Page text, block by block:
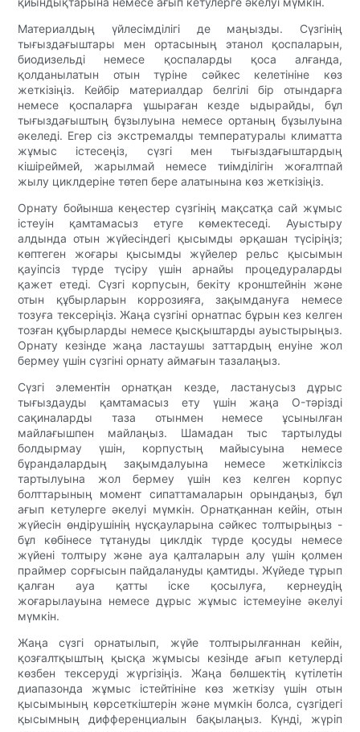
Материалдың үйлесімділігі де маңызды. Сүзгінің
тығыздағыштары мен ортасының этанол қоспаларын,
биодизельді немесе қоспаларды қоса алғанда,
қолданылатын отын түріне сәйкес келетініне көз
жеткізіңіз. Кейбір материалдар белгілі бір отындарға
немесе қоспаларға ұшыраған кезде ыдырайды, бұл
тығыздағыштың бұзылуына немесе ортаның бұзылуына
әкеледі. Егер сіз экстремалды температуралы климатта
жұмыс істесеңіз, сүзгі мен тығыздағыштардың
кішіреймей, жарылмай немесе тиімділігін жоғалтпай
жылу циклдеріне төтеп бере алатынына көз жеткізіңіз.
Орнату бойынша кеңестер сүзгінің мақсатқа сай жұмыс
істеуін қамтамасыз етуге көмектеседі. Ауыстыру
алдында отын жүйесіндегі қысымды әрқашан түсіріңіз;
көптеген жоғары қысымды жүйелер рельс қысымын
қауіпсіз түрде түсіру үшін арнайы процедураларды
қажет етеді. Сүзгі корпусын, бекіту кронштейнін және
отын құбырларын коррозияға, зақымдануға немесе
тозуға тексеріңіз. Жаңа сүзгіні орнатпас бұрын кез келген
тозған құбырларды немесе қысқыштарды ауыстырыңыз.
Орнату кезінде жаңа ластаушы заттардың енуіне жол
бермеу үшін сүзгіні орнату аймағын тазалаңыз.
Сүзгі элементін орнатқан кезде, ластанусыз дұрыс
тығыздауды қамтамасыз ету үшін жаңа O-тәрізді
сақиналарды таза отынмен немесе ұсынылған
майлағышпен майлаңыз. Шамадан тыс тартылуды
болдырмау үшін, корпустың майысуына немесе
бұрандалардың зақымдалуына немесе жеткіліксіз
тартылуына жол бермеу үшін кез келген корпус
болттарының момент сипаттамаларын орындаңыз, бұл
ағып кетулерге әкелуі мүмкін. Орнатқаннан кейін, отын
жүйесін өндірушінің нұсқауларына сәйкес толтырыңыз -
бұл көбінесе тұтануды циклдік түрде қосуды немесе
жүйені толтыру және ауа қалталарын алу үшін қолмен
праймер сорғысын пайдалануды қамтиды. Жүйеде тұрып
қалған ауа қатты іске қосылуға, кернеудің
жоғарылауына немесе дұрыс жұмыс істемеуіне әкелуі
мүмкін.
Жаңа сүзгі орнатылып, жүйе толтырылғаннан кейін,
қозғалтқыштың қысқа жұмысы кезінде ағып кетулерді
көзбен тексеруді жүргізіңіз. Жаңа бөлшектің күтілетін
диапазонда жұмыс істейтініне көз жеткізу үшін отын
қысымының көрсеткіштерін және мүмкін болса, сүзгідегі
қысымның дифференциалын бақылаңыз. Күнді, жүріп